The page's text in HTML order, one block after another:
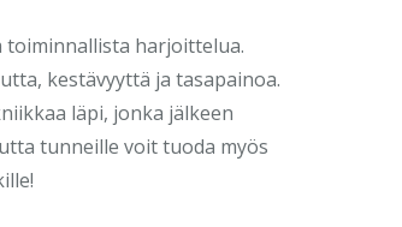
harjoittelua.
kestävyyttä ja tasapainoa.
läpi, jonka jälkeen
tunneille voit tuoda myös